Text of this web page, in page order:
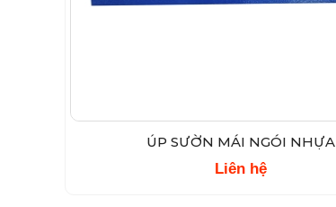
ÚP SƯỜN MÁI NGÓI NHỰA
Liên hệ